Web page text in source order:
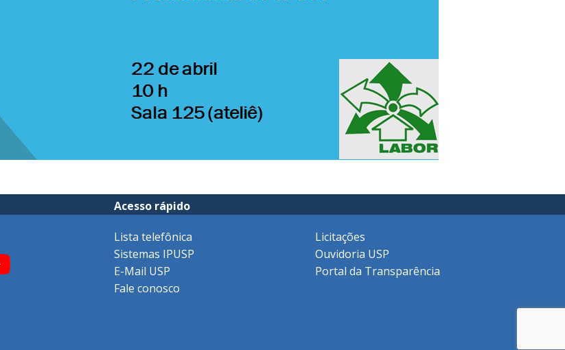
Acesso rápido
Lista telefônica
Sistemas IPUSP
E-Mail USP
Fale conosco
Licitações
Ouvidoria USP
Portal da Transparência